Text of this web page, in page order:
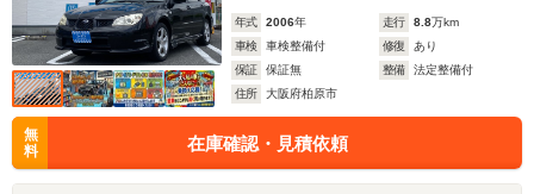
年式 2006年 走行 8.8万km
車検
車検整備付 修復
あり
保証
保証無 整備
法定整備付
住所
大阪府柏原市
無
料
在庫確認・見積依頼